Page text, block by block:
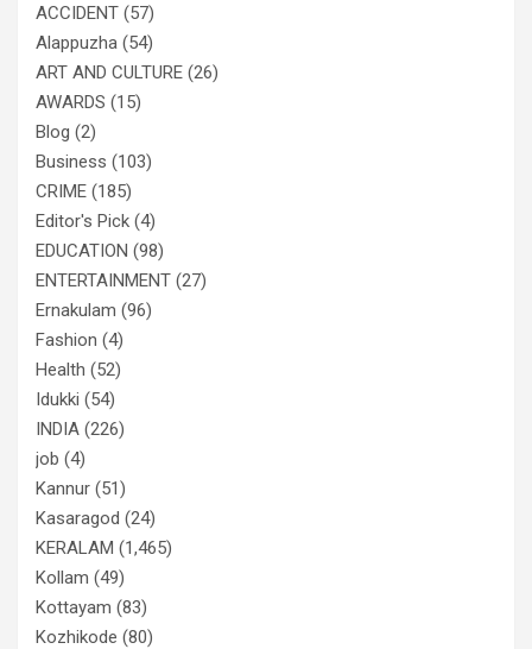
ACCIDENT (57)
Alappuzha (54)
ART AND CULTURE (26)
AWARDS (15)
Blog (2)
Business (103)
CRIME (185)
Editor's Pick (4)
EDUCATION (98)
ENTERTAINMENT (27)
Ernakulam (96)
Fashion (4)
Health (52)
Idukki (54)
INDIA (226)
job (4)
Kannur (51)
Kasaragod (24)
KERALAM (1,465)
Kollam (49)
Kottayam (83)
Kozhikode (80)